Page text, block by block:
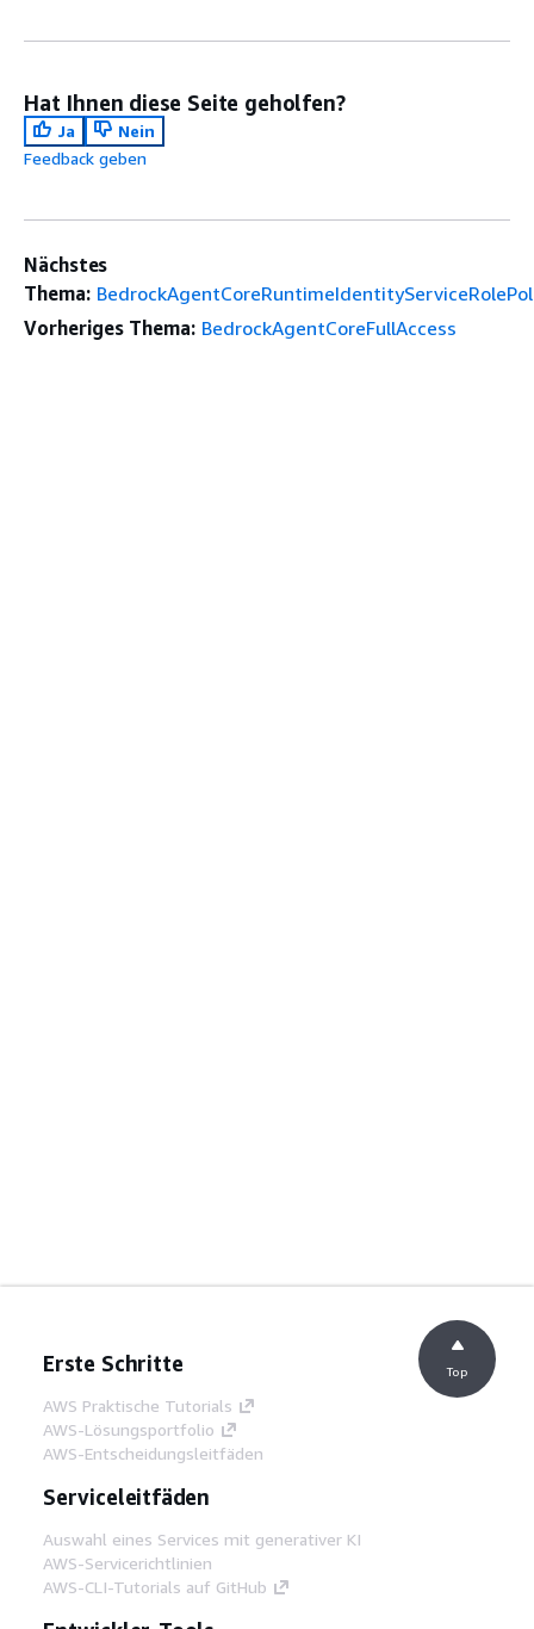
Hat Ihnen diese Seite geholfen?
Ja
Nein
Feedback geben
Nächstes
Thema:
Vorheriges Thema: BedrockAgentCoreFullAccess
Erste Schritte
AWS Praktische Tutorials
AWS-Lösungsportfolio
AWS-Entscheidungsleitfäden
Serviceleitfäden
Auswahl eines Services mit generativer KI
AWS-Servicerichtlinien
AWS-CLI-Tutorials auf GitHub
Top